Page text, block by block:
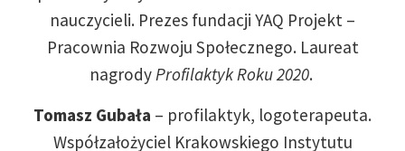
nauczycieli. Prezes fundacji YAQ Projekt –
Pracownia Rozwoju Społecznego. Laureat
nagrodyProfilaktyk Roku 2020.
Tomasz Gubała – profilaktyk, logoterapeuta.
Współzałożyciel Krakowskiego Instytutu